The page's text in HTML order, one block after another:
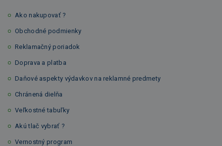
Ako nakupovať ?
Obchodné podmienky
Reklamačný poriadok
Doprava a platba
Daňové aspekty výdavkov na reklamné predmety
Chránená dielňa
Veľkostné tabuľky
Akú tlač vybrať ?
Vernostný program